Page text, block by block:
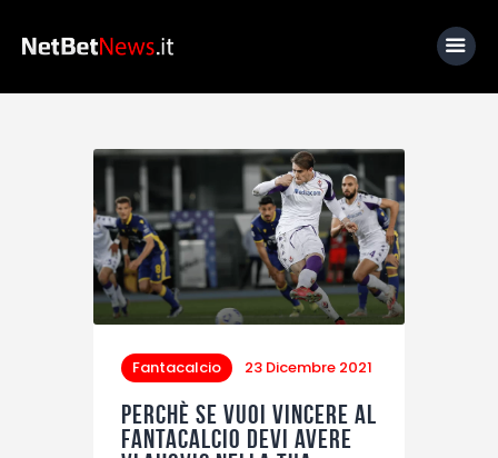
Home
News
Calcio
Basket
Tennis
Lo Sapevi Che
Fantacalcio
I consigli di Giulia
Fantacalcio 23 Dicembre 2021
Perchè se vuoi vincere al
Fantacalcio devi avere